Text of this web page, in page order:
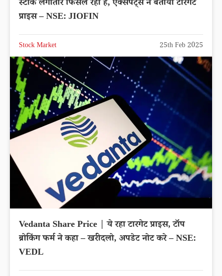
स्टॉक लगातार फिसल रहा है, एक्सपर्ट्स ने बताया टारगेट
प्राइस – NSE: JIOFIN
Stock Market 25th Feb 2025
Vedanta Share Price | ये रहा टारगेट प्राइस, टॉप
ब्रोकिंग फर्म ने कहा – खरीदलो, अपडेट नोट करे – NSE:
VEDL